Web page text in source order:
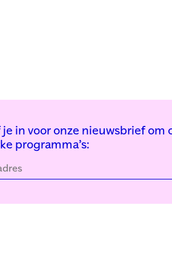
je in voor onze nieuwsbrief om
programma’s: